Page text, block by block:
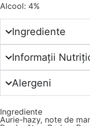
Alcool: 4%
Ingrediente
Informații
Alergeni
Ingrediente
Aurie-hazy, note de